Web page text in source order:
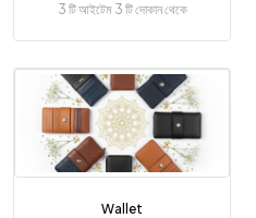
3 টি আইটেম 3 টি দোকান থেকে
Wallet